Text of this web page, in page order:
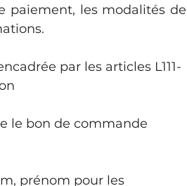
paiement, les modalités de
par les articles L111-
le bon de commande
prénom pour les